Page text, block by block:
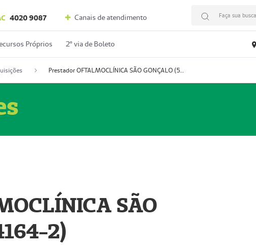
4020 9087 Canais de atendimento Faça sua
Próprios 2º via de Boleto
Prestador OFTALMOCLÍNICA SÃO GONÇALO (55004164-2)
SÃO
2)